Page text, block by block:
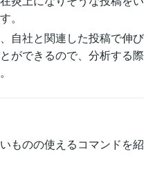
。
自社と関連した投稿で伸び
ができるので、分析する際
ものの使えるコマンドを紹